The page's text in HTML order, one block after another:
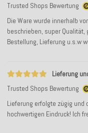
Trusted Shops Bewertung
Die Ware wurde innerhalb
beschrieben, super
Bestellung, Lieferung u.s.w
Lieferung
Trusted Shops Bewertung
Lieferung erfolgte zügig
hochwertigen Eindruck! Ich